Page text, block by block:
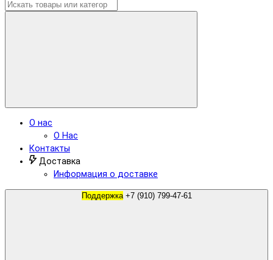
О нас
О Нас
Контакты
Доставка
Информация о доставке
Поддержка +7 (910) 799-47-61